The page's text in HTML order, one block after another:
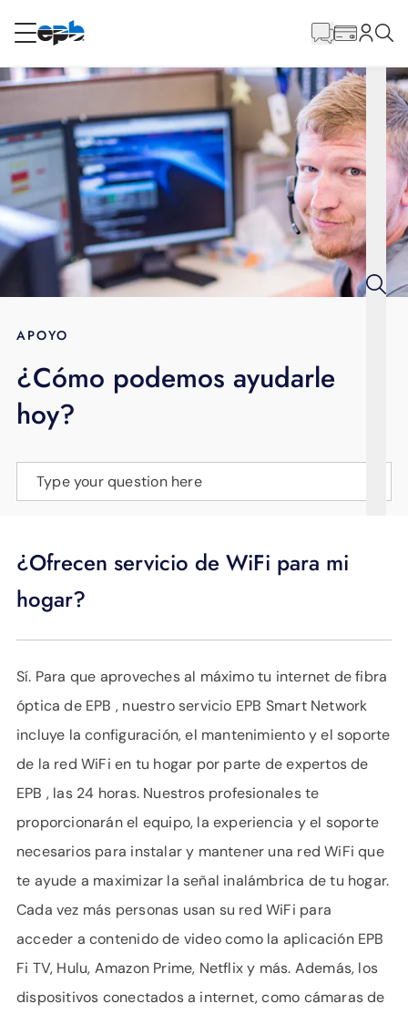
RESIDENCIAL
Internet
Energía
Televisión
BLOG
APOYO
principal
APOYO
¿Cómo podemos ayudarle
hoy?
Type your question here
¿Ofrecen servicio de WiFi para mi
hogar?
Sí. Para que aproveches al máximo tu internet de fibra
óptica de EPB , nuestro servicio EPB Smart Network
incluye la configuración, el mantenimiento y el soporte
de la red WiFi en tu hogar por parte de expertos de
EPB , las 24 horas. Nuestros profesionales te
proporcionarán el equipo, la experiencia y el soporte
necesarios para instalar y mantener una red WiFi que
te ayude a maximizar la señal inalámbrica de tu hogar.
Cada vez más personas usan su red WiFi para
acceder a contenido de video como la aplicación EPB
Fi TV, Hulu, Amazon Prime, Netflix y más. Además, los
dispositivos conectados a internet, como cámaras de